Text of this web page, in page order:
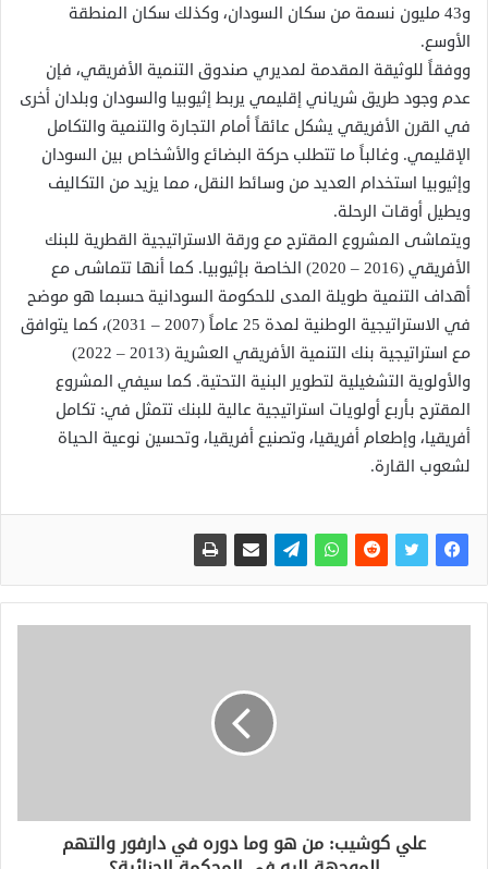
و43 مليون نسمة من سكان السودان، وكذلك سكان المنطقة
الأوسع.
ووفقاً للوثيقة المقدمة لمديري صندوق التنمية الأفريقي، فإن
عدم وجود طريق شرياني إقليمي يربط إثيوبيا والسودان وبلدان أخرى
في القرن الأفريقي يشكل عائقاً أمام التجارة والتنمية والتكامل
الإقليمي. وغالباً ما تتطلب حركة البضائع والأشخاص بين السودان
وإثيوبيا استخدام العديد من وسائط النقل، مما يزيد من التكاليف
ويطيل أوقات الرحلة.
ويتماشى المشروع المقترح مع ورقة الاستراتيجية القطرية للبنك
الأفريقي (2016 – 2020) الخاصة بإثيوبيا. كما أنها تتماشى مع
أهداف التنمية طويلة المدى للحكومة السودانية حسبما هو موضح
في الاستراتيجية الوطنية لمدة 25 عاماً (2007 – 2031)، كما يتوافق
مع استراتيجية بنك التنمية الأفريقي العشرية (2013 – 2022)
والأولوية التشغيلية لتطوير البنية التحتية. كما سيفي المشروع
المقترح بأربع أولويات استراتيجية عالية للبنك تتمثل في: تكامل
أفريقيا، وإطعام أفريقيا، وتصنيع أفريقيا، وتحسين نوعية الحياة
لشعوب القارة.
علي كوشيب: من هو وما دوره في دارفور والتهم